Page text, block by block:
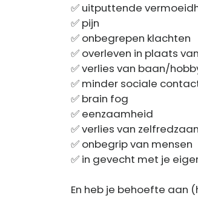
✅️ uitputtende
✅ ️pijn
✅ ️onbegrepen klachten
✅ ️overleven in plaats
✅️ verlies van baan/
✅️ minder sociale
✅ b️rain fog
✅️ eenzaamheid
✅️ verlies van
✅ ️onbegrip van mensen
✅️ in gevecht met je
En heb je behoefte aan